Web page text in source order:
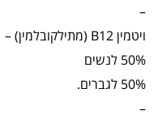
–
ויטמין B12 (מתילקובלמין) – 1 מק״ג
50% לנשים
50% לגברים.
–